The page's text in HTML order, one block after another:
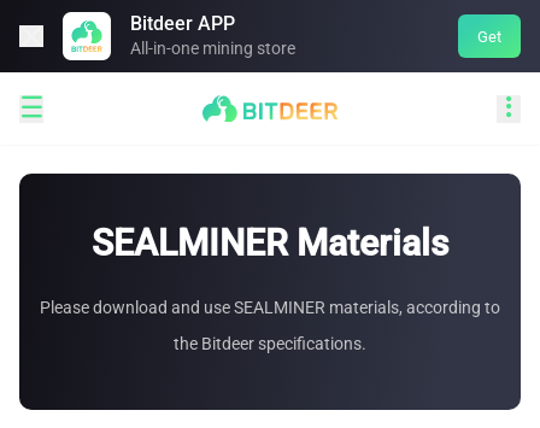
Bitdeer APP
All-in-one mining store
Get
 
SEALMINER Materials
Please download and use SEALMINER materials, according to
the Bitdeer specifications.